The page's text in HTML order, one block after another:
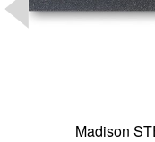
Madison